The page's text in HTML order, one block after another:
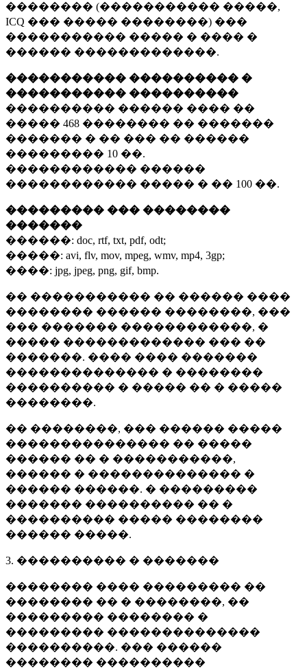
�������� (����������� �����,
ICQ ��� ����� ��������) ���
����������� ����� � ���� �
������ �������������.
����������� ���������� �
����������� ����������
���������� ������ ���� ��
����� 468 �������� �� �������
������� � �� ��� �� ������
��������� 10 ��.
������������ ������
������������ ����� � �� 100 ��.
��������� ��� ��������
�������
������: doc, rtf, txt, pdf, odt;
�����: avi, flv, mov, mpeg, wmv, mp4, 3gp;
����: jpg, jpeg, png, gif, bmp.
�� ����������� �� ������ ����
�������� ������ ��������, ���
��� ������� ������������, �
����� ������������� ��� ��
�������. ���� ���� �������
�������������� � ��������
���������� � ����� �� � �����
��������.
�� ��������, ��� ������ �����
��������������� �� �����
������ �� � �����������,
������ � �������������� �
������ ������. � ���������
������� ���������� �� �
���������� ����� ��������
������ �����.
3. ���������� � �������
�������� ���� ��������� ��
�������� �� � ��������, ��
��������� �������� �
��������� ��������������
����������. ��� ������
�������� ����������